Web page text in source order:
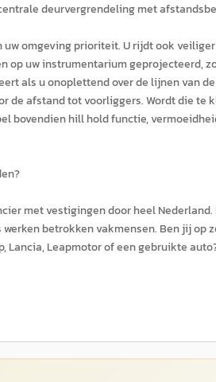
deurvergrendeling met
omgeving prioriteit. U rijdt ook
op uw instrumentarium geprojecteerd,
als u onoplettend over de lijnen van
de afstand tot voorliggers. Wordt die te
bovendien hill hold functie,
met vestigingen door heel
betrokken vakmensen. Ben jij op
Lancia, Leapmotor of een gebruikte